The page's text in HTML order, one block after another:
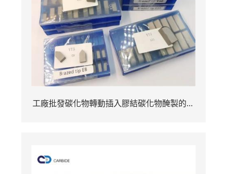
工廠批發碳化物轉動插入膠結碳化物醃製的技